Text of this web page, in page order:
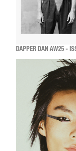
DAPPER DAN AW25 -